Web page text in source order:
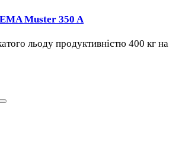
Muster 350 A
льоду продуктивністю 400 кг на